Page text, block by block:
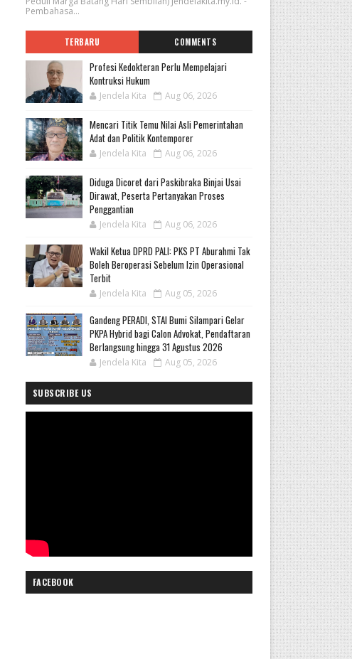
Pembahasa...
TERBARU COMMENTS
Profesi Kedokteran Perlu Mempelajari
Kontruksi Hukum
Jendela Kita Aug 06, 2026
Mencari Titik Temu Nilai Asli Pemerintahan
Adat dan Politik Kontemporer
Jendela Kita Aug 06, 2026
Diduga Dicoret dari Paskibraka Binjai Usai
Dirawat, Peserta Pertanyakan Proses
Penggantian
Jendela Kita Aug 06, 2026
Wakil Ketua DPRD PALI: PKS PT Aburahmi Tak
Boleh Beroperasi Sebelum Izin Operasional
Terbit
Jendela Kita Aug 05, 2026
Gandeng PERADI, STAI Bumi Silampari Gelar
PKPA Hybrid bagi Calon Advokat, Pendaftaran
Berlangsung hingga 31 Agustus 2026
Jendela Kita Aug 05, 2026
SUBSCRIBE US
FACEBOOK